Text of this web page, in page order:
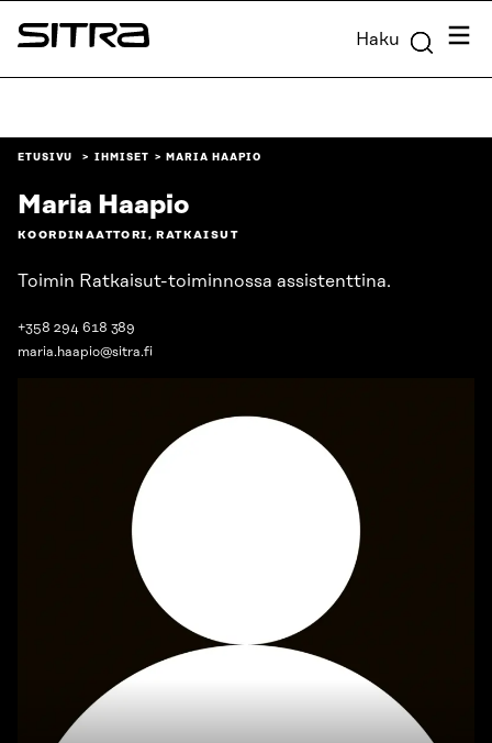
Siirry
suoraan
Sitra Haku
ETUSIVU IHMISET MARIA HAAPIO
Maria Haapio
KOORDINAATTORI, RATKAISUT
Toimin Ratkaisut-toiminnossa assistenttina.
+358 294 618 389
maria.haapio@sitra.fi